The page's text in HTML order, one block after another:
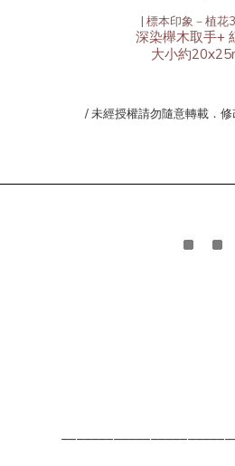
| 標本印象－植花
深染櫸木取手+
大小約
/ 未經授權請勿隨意轉載．